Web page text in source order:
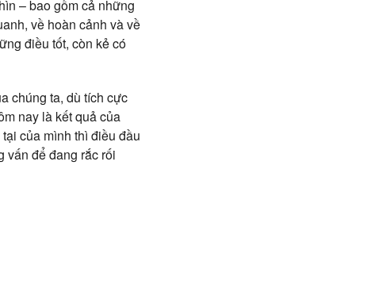
– bao gồm cả những
về hoàn cảnh và về
điều tốt, còn kẻ có
chúng ta, dù tích cực
nay là kết quả của
của mình thì điều đầu
vấn để đang rắc rối